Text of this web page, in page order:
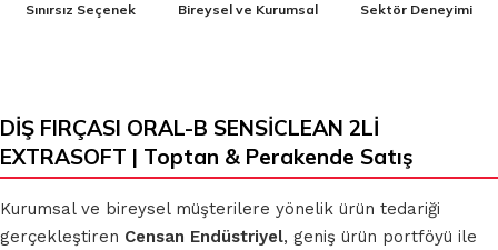
Sınırsız Seçenek Bireysel ve Kurumsal Sektör Deneyimi
DİŞ FIRÇASI ORAL-B SENSİCLEAN 2Lİ
EXTRASOFT | Toptan & Perakende Satış
Kurumsal ve bireysel müşterilere yönelik ürün tedariği
gerçekleştiren Censan Endüstriyel, geniş ürün portföyü ile